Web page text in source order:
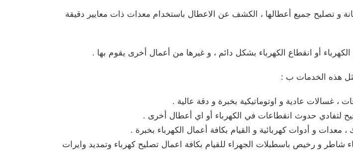
و تصليح جميع أعطالها ، الكشف عن الاعطال باستخدام معدات ذات معايير دقيقة
أو انقطاع الكهرباء بشكل دائم ، و غيرها من أعمال أخرى يقوم بها .
هذه الخدمات ب :
، غسالات عادية و اوتوماتيكية بخبرة و دقة عالية .
لتفادي حدوث انقطاعات في الكهرباء أو اي أعطال أخرى .
و أدوات كهربائية و القيام بكافة أعمال الكهرباء بخبرة .
شاطر و رخيص باسطبلات الجهراء للقيام بكافة اعمال تصليح كهرباء وتمديد وايرات